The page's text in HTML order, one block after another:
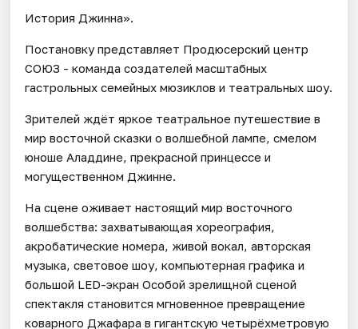
История Джинна».
Постановку представляет Продюсерский центр
СОЮЗ - команда создателей масштабных
гастрольных семейных мюзиклов и театральных шоу.
Зрителей ждёт яркое театральное путешествие в
мир восточной сказки о волшебной лампе, смелом
юноше Аладдине, прекрасной принцессе и
могущественном Джинне.
На сцене оживает настоящий мир восточного
волшебства: захватывающая хореография,
акробатические номера, живой вокал, авторская
музыка, световое шоу, компьютерная графика и
большой LED-экран Особой зрелищной сценой
спектакля становится мгновенное превращение
коварного Джафара в гигантскую четырёхметровую